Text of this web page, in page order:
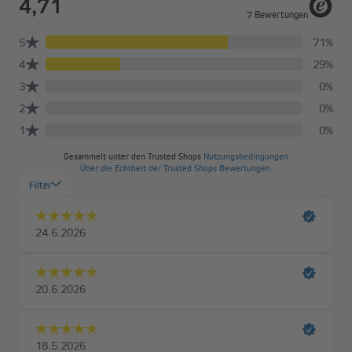
üblich. So lagen die Temperaturen von Oktober bis Januar im
zum Winterbeginn mehr geheizt werden musste als im Jahr
davor. Hinzu kommt das selbst im März die Temperaturen
überdurchschnittlich kälter sind als die Jahre zuvor. Nach
Statistiken des Deutschen Wetterdienstes mussten die
Deutschen gut 50% mehr heizen als in vergangenen Jahren.
Experten schätzen somit auf um bis zu 20% gestiegene